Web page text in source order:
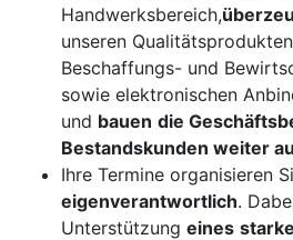
Handwerksbereich,
unseren
Beschaffungs- und
sowie elektronischen
und bauen die
Bestandskunden weiter
Ihre Termine organisieren
eigenverantwortlich.
Unterstützung eines